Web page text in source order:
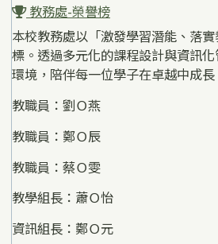
教務處-榮譽榜
本校教務處以「激發學習潛能、落
標。透過多元化的課程設計與資訊
環境，陪伴每一位學子在卓越中成長
教職員：劉Ｏ燕
教職員：鄭Ｏ辰
教職員：蔡Ｏ雯
教學組長：蕭Ｏ怡
資訊組長：鄭Ｏ元